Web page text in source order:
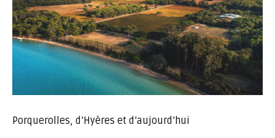
Porquerolles, d’Hyères et d’aujourd’hui